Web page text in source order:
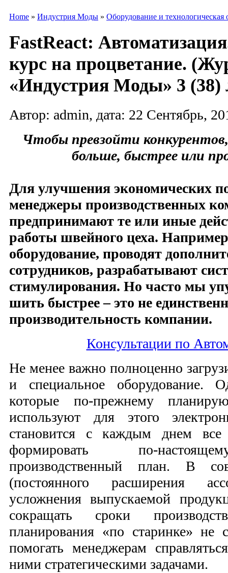
Home » Индустрия Моды » Оборудование и технологическая
FastReact:
курс на процветание.
«Индустрия Моды» 3 (38)
Автор: admin, дата: 22 Сентябрь,
Чтобы превзойти
больше, быстрее или
Для улучшения экономических
менеджеры производственных
предпринимают те или иные
работы швейного цеха.
оборудование, проводят
сотрудников, разрабатывают
стимулирования. Но часто мы
шить быстрее – это не
производительность компании.
Консультации по
Не менее важно полноценно
и специальное оборудование.
которые по-прежнему
используют для этого
становится с каждым днем
формировать по-
производственный план. В
(постоянного расширения
усложнения выпускаемой
сокращать сроки
планирования «по старинке» не
помогать менеджерам
ними стратегическими задачами.